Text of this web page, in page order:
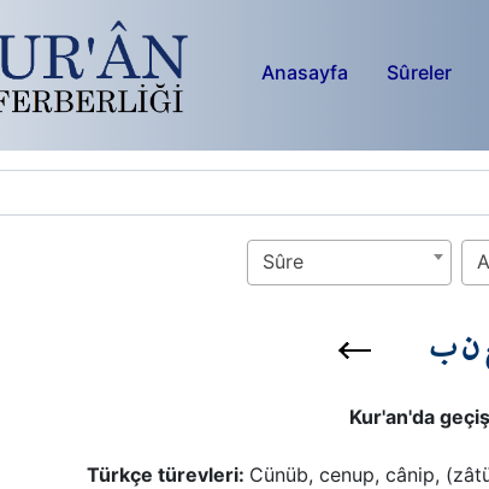
Anasayfa Sûreler
Sûre
Kur'an'da geçiş
Türkçe türevleri: Cünüb, cenup, cânip,